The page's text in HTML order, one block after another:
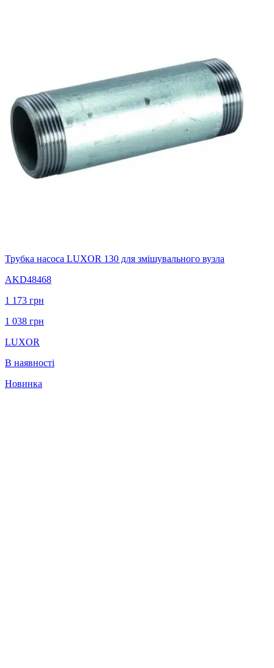
Трубка насоса LUXOR 130 для змішувального вузла
AKD48468
1 173 грн
1 038 грн
LUXOR
В наявності
Новинка